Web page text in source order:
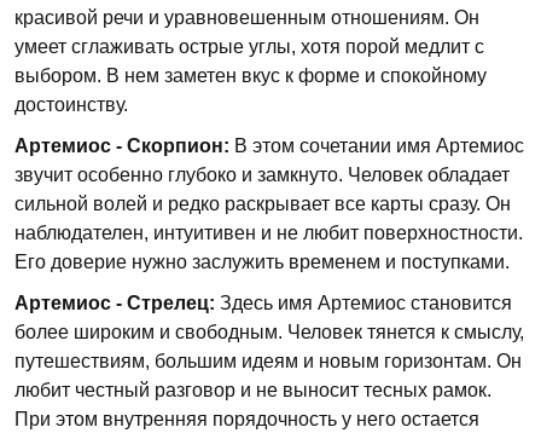
красивой речи и уравновешенным отношениям. Он
умеет сглаживать острые углы, хотя порой медлит с
выбором. В нем заметен вкус к форме и спокойному
достоинству.
Артемиос - Скорпион: В этом сочетании имя Артемиос
звучит особенно глубоко и замкнуто. Человек обладает
сильной волей и редко раскрывает все карты сразу. Он
наблюдателен, интуитивен и не любит поверхностности.
Его доверие нужно заслужить временем и поступками.
Артемиос - Стрелец: Здесь имя Артемиос становится
более широким и свободным. Человек тянется к смыслу,
путешествиям, большим идеям и новым горизонтам. Он
любит честный разговор и не выносит тесных рамок.
При этом внутренняя порядочность у него остается